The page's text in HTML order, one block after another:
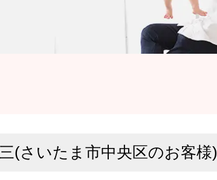
(さいたま市中央区のお客様)